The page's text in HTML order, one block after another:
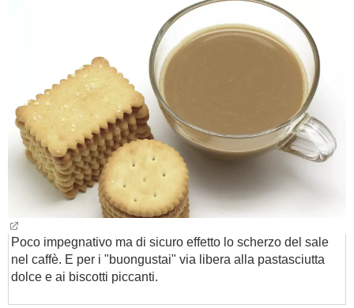
Poco impegnativo ma di sicuro effetto lo scherzo del sale
nel caffè. E per i "buongustai" via libera alla pastasciutta
dolce e ai biscotti piccanti.